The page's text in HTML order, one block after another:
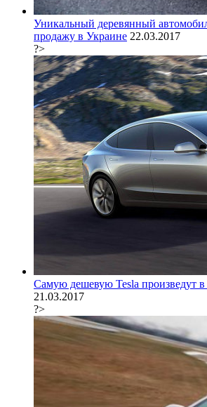
Уникальный деревянный
продажу в Украине 22.03.2017
?>
Самую дешевую Tesla произведут
21.03.2017
?>